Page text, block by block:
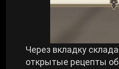
Через вкладку
открытые рецепты